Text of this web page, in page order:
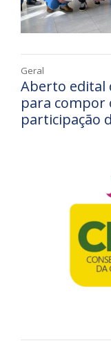
Geral
Aberto edital
para compor
participação